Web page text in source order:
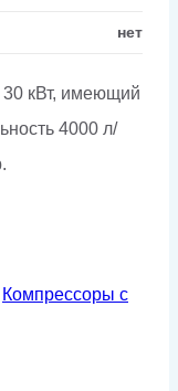
нет
кВт, имеющий
4000 л/
Компрессоры с